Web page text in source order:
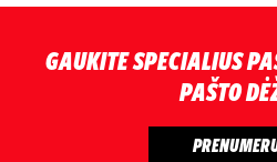
GAUKITE SPECIALIUS
PAŠTO